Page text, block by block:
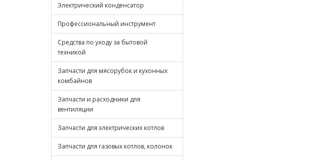
Электрический конденсатор
Профессиональный инструмент
Средства по уходу за бытовой
техникой
Запчасти для мясорубок и кухонных
комбайнов
Запчасти и расходники для
вентиляции
Запчасти для электрических котлов
Запчасти для газовых котлов, колонок